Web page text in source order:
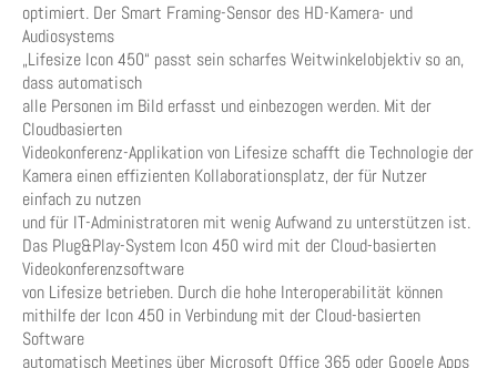
optimiert. Der Smart Framing-Sensor des HD-Kamera- und
Audiosystems
„Lifesize Icon 450“ passt sein scharfes Weitwinkelobjektiv so an,
dass automatisch
alle Personen im Bild erfasst und einbezogen werden. Mit der
Cloudbasierten
Videokonferenz-Applikation von Lifesize schafft die Technologie der
Kamera einen effizienten Kollaborationsplatz, der für Nutzer
einfach zu nutzen
und für IT-Administratoren mit wenig Aufwand zu unterstützen ist.
Das Plug&Play-System Icon 450 wird mit der Cloud-basierten
Videokonferenzsoftware
von Lifesize betrieben. Durch die hohe Interoperabilität können
mithilfe der Icon 450 in Verbindung mit der Cloud-basierten
Software
automatisch Meetings über Microsoft Office 365 oder Google Apps